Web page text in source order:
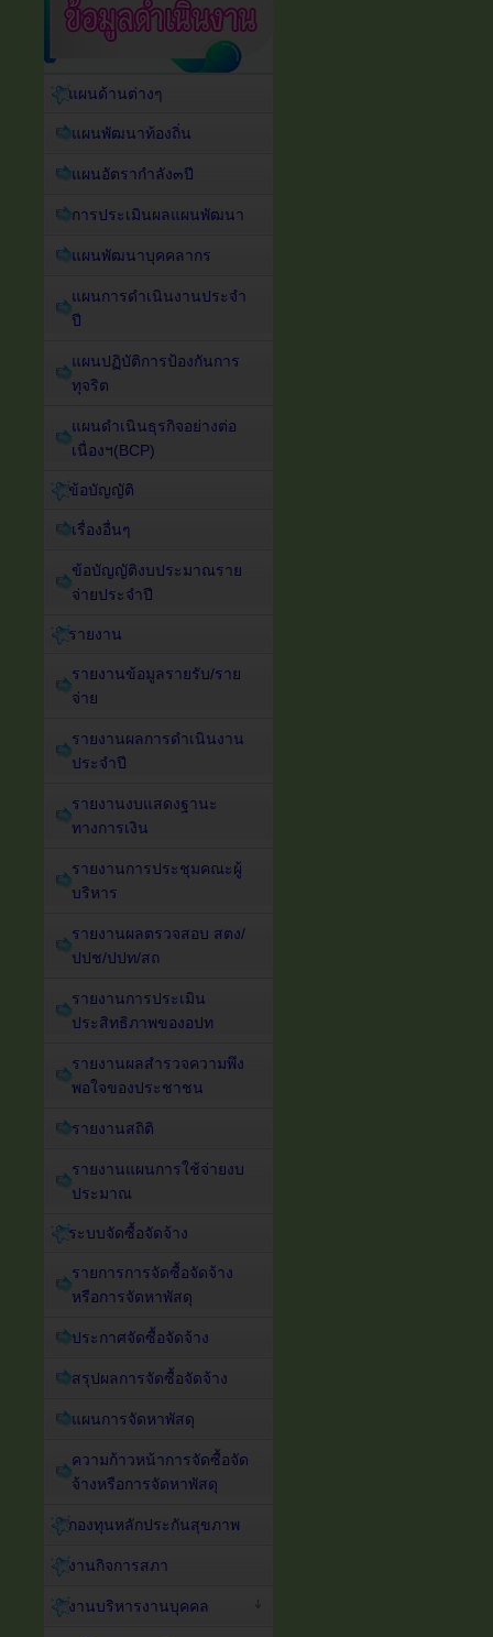
แผนด้านต่างๆ
แผนพัฒนาท้องถิ่น
แผนอัตรากำลัง๓ปี
การประเมินผลแผนพัฒนา
แผนพัฒนาบุคคลากร
แผนการดำเนินงานประจำ
ปี
แผนปฏิบัติการป้องกันการ
ทุจริต
แผนดำเนินธุรกิจอย่างต่อ
เนื่องฯ(BCP)
ข้อบัญญัติ
เรื่องอื่นๆ
ข้อบัญญัติงบประมาณราย
จ่ายประจำปี
รายงาน
รายงานข้อมูลรายรับ/ราย
จ่าย
รายงานผลการดำเนินงาน
ประจำปี
รายงานงบแสดงฐานะ
ทางการเงิน
รายงานการประชุมคณะผู้
บริหาร
รายงานผลตรวจสอบ สตง/
ปปช/ปปท/สถ
รายงานการประเมิน
ประสิทธิภาพของอปท
รายงานผลสำรวจความพึง
พอใจของประชาชน
รายงานสถิติ
รายงานแผนการใช้จ่ายงบ
ประมาณ
ระบบจัดซื้อจัดจ้าง
รายการการจัดซื้อจัดจ้าง
หรือการจัดหาพัสดุ
ประกาศจัดซื้อจัดจ้าง
สรุปผลการจัดซื้อจัดจ้าง
แผนการจัดหาพัสดุ
ความก้าวหน้าการจัดซื้อจัด
จ้างหรือการจัดหาพัสดุ
กองทุนหลักประกันสุขภาพ
งานกิจการสภา
งานบริหารงานบุคคล